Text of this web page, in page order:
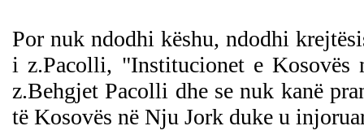
Por nuk ndodhi këshu, ndodhi
i z.Pacolli, "Institucionet e Kosovës
z.Behgjet Pacolli dhe se nuk kanë
të Kosovës në Nju Jork duke u